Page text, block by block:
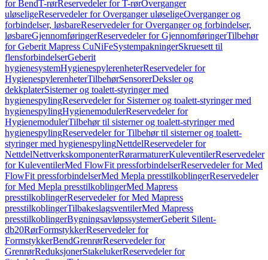
for BendT-rørReservedeler for T-rørOverganger
uløseligeReservedeler for Overganger uløseligeOverganger og
forbindelser, løsbareReservedeler for Overganger og forbindelser,
løsbareGjennomføringerReservedeler for GjennomføringerTilbehør
for Geberit Mapress CuNiFeSystempakningerSkruesett til
flensforbindelserGeberit
hygienesystemHygienespylerenheterReservedeler for
HygienespylerenheterTilbehørSensorerDeksler og
dekkplaterSisterner og toalett-styringer med
hygienespylingReservedeler for Sisterner og toalett-styringer med
hygienespylingHygienemodulerReservedeler for
HygienemodulerTilbehør til sisterner og toalett-styringer med
hygienespylingReservedeler for Tilbehør til sisterner og toalett-
styringer med hygienespylingNettdelReservedeler for
NettdelNettverkskomponenterRørarmaturerKuleventilerReservedeler
for KuleventilerMed FlowFit pressforbindelserReservedeler for Med
FlowFit pressforbindelserMed Mepla presstilkoblingerReservedeler
for Med Mepla presstilkoblingerMed Mapress
presstilkoblingerReservedeler for Med Mapress
presstilkoblingerTilbakeslagsventilerMed Mapress
presstilkoblingerBygningsavløpssystemerGeberit Silent-
db20RørFormstykkerReservedeler for
FormstykkerBendGrenrørReservedeler for
GrenrørReduksjonerStakelukerReservedeler for